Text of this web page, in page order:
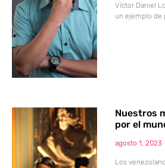
Víctor Daniel
un ejemplo de
Nuestros
por el
agosto 1, 2023
Los